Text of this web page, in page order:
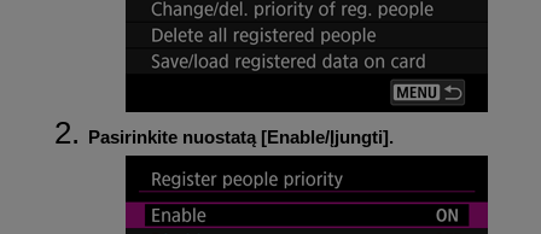
Pasirinkite nuostatą [Enable/Įjungti].